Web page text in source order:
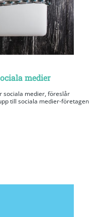
medier
sociala medier, föreslår
till sociala medier-företagen